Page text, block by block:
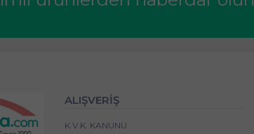
ALIŞVERİŞ
K.V.K. KANUNU